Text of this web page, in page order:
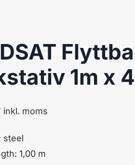
1m x
inkl. moms
steel
: 1,00 m